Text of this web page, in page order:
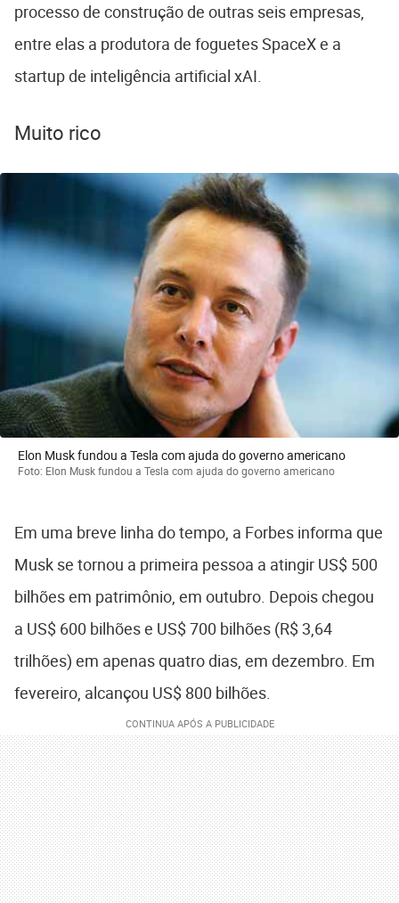
processo de construção de outras seis empresas,
entre elas a produtora de foguetes SpaceX e a
startup de inteligência artificial xAI.
Muito rico
Elon Musk fundou a Tesla com ajuda do governo americano
Foto: Elon Musk fundou a Tesla com ajuda do governo americano
Em uma breve linha do tempo, a Forbes informa que
Musk se tornou a primeira pessoa a atingir US$ 500
bilhões em patrimônio, em outubro. Depois chegou
a US$ 600 bilhões e US$ 700 bilhões (R$ 3,64
trilhões) em apenas quatro dias, em dezembro. Em
fevereiro, alcançou US$ 800 bilhões.